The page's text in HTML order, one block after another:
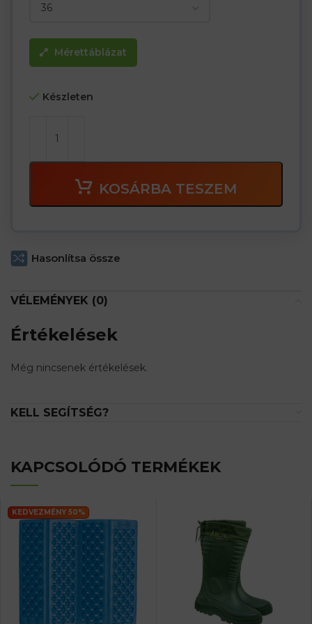
Mérettáblázat
Készleten
KOSÁRBA TESZEM
Hasonlítsa össze
VÉLEMÉNYEK (0)
Értékelések
Még nincsenek értékelések.
KELL SEGÍTSÉG?
KAPCSOLÓDÓ TERMÉKEK
KEDVEZMÉNY 50%